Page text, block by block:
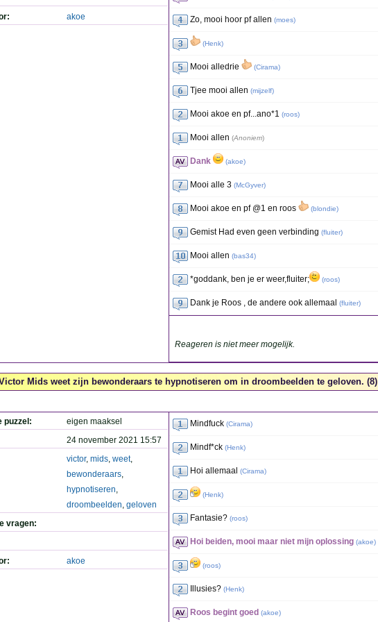
akoe Zo, mooi hoor pf allen (moes)
(Henk)
Mooi alledrie (Cirama)
Tjee mooi allen (mijzelf)
Mooi akoe en pf...ano*1 (roos)
Mooi allen (Anoniem)
Dank (akoe)
Mooi alle 3 (McGyver)
Mooi akoe en pf @1 en roos (blondie)
Gemist Had even geen verbinding (fluiter)
Mooi allen (bas34)
*goddank, ben je er weer,fluiter; (roos)
Dank je Roos , de andere ook allemaal (fluiter)
Reageren is niet meer mogelijk.
Mids weet zijn bewonderaars te hypnotiseren om in droombeelden te geloven. (8)
puzzel:
eigen maaksel
24 november 2021 15:57
victor, mids, weet,
bewonderaars,
hypnotiseren,
droombeelden, geloven
vragen:
akoe
Mindfuck (Cirama)
Mindf*ck (Henk)
Hoi allemaal (Cirama)
(Henk)
Fantasie? (roos)
Hoi beiden, mooi maar niet mijn oplossing (akoe)
(roos)
Illusies? (Henk)
Roos begint goed (akoe)